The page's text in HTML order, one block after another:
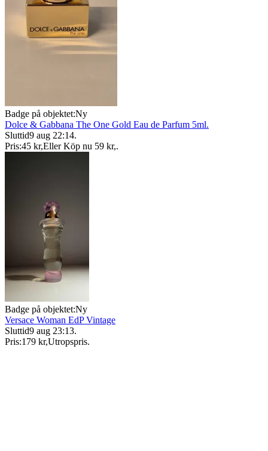
Badge på objektet:Ny
Dolce & Gabbana The One Gold Eau de Parfum 5ml.
Sluttid9 aug 22:14.
Pris:45 kr,Eller Köp nu 59 kr,.
Badge på objektet:Ny
Versace Woman EdP Vintage
Sluttid9 aug 23:13.
Pris:179 kr,Utropspris.